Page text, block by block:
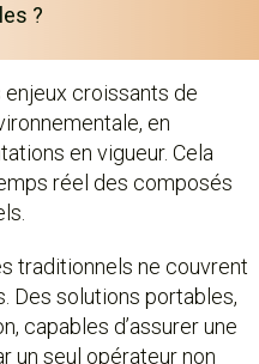
?
croissants de
en
en vigueur. Cela
réel des composés
traditionnels ne couvrent
Des solutions portables,
capables d’assurer une
un seul opérateur non